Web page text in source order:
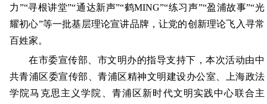
力”“寻根讲堂”“通达新声”“鹤MING”“练习声”“盈浦故事”“光
耀初心”等一批基层理论宣讲品牌，让党的创新理论飞入寻常
百姓家。
在市委宣传部、市文明办的指导支持下，本次活动由中
共青浦区委宣传部、青浦区精神文明建设办公室、上海政法
学院马克思主义学院、青浦区新时代文明实践中心联合主